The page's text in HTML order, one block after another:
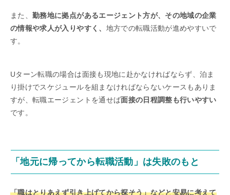
また、勤務地に拠点があるエージェント方が、その地域の企業
の情報や求人が入りやすく、 地方での転職活動が進めやすいで
す。
Uターン転職の場合は面接も現地に赴かなければならず、泊ま
り掛けでスケジュールを組まなければならないケースもありま
すが、転職エージェントを通せば面接の日程調整も行いやすい
です。
「地元に帰ってから転職活動」は失敗のもと
「職はとりあえず引き上げてから探そう」などと安易に考えて